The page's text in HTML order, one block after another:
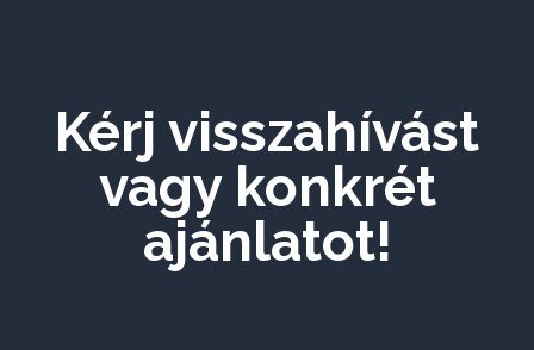
Kérj visszahívást
vagy konkrét
ajánlatot!